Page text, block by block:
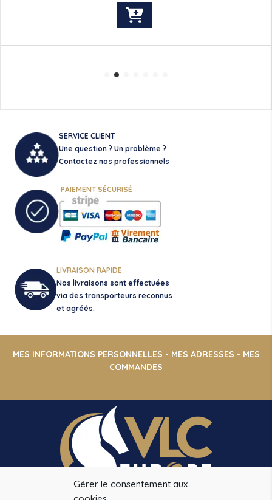
Gérer le consentement aux
plusieurs
être
la
page
SERVICE CLIENT
Une question ? Un problème ?
Contactez nos professionnels
PAIEMENT SÉCURISÉ
LIVRAISON RAPIDE
Nos livraisons sont effectuées
via des transporteurs reconnus
et agréés.
MES INFORMATIONS PERSONNELLES - MES ADRESSES - MES
COMMANDES